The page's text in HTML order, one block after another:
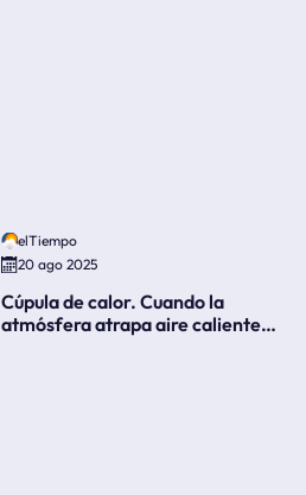
elTiempo
20 ago 2025
Cúpula de calor. Cuando la
atmósfera atrapa aire caliente